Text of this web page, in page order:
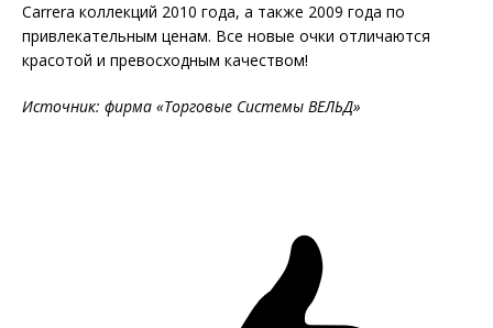
Carrera коллекций 2010 года, а также 2009 года по
привлекательным ценам. Все новые очки отличаются
красотой и превосходным качеством!
Источник: фирма «Торговые Системы ВЕЛЬД»